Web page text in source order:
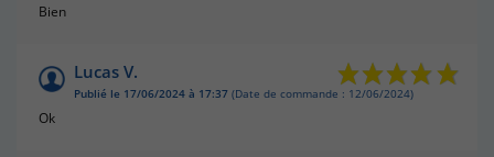
Bien
Lucas V.
Publié le 17/06/2024 à 17:37 (Date de commande : 12/06/2024)
Ok